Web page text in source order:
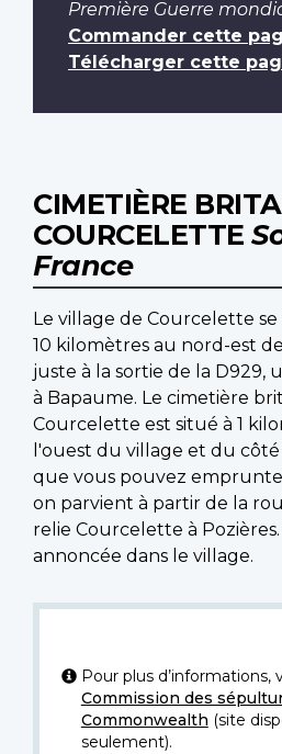
Première Guerre
Commander cette
Télécharger cette
CIMETIÈRE
COURCELETTE
France
Le village de Courcelette
10 kilomètres au nord-est
juste à la sortie de la D929,
à Bapaume. Le cimetière
Courcelette est situé à 1
l'ouest du village et du
que vous pouvez
on parvient à partir de la
relie Courcelette à
annoncée dans le village.
Pour plus d’informations,
Commission des
Commonwealth (site
seulement).